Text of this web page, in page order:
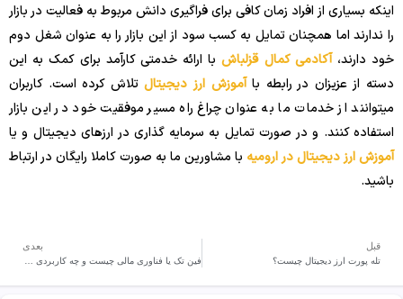
اینکه بسیاری از افراد زمان کافی برای فراگیری دانش مربوط به فعالیت در بازار
را ندارند اما همچنان تمایل به کسب سود از این بازار را به عنوان شغل دوم
خود دارند،آکادمی کمال قزلباشبا ارائه خدمتی کارآمد برای کمک به این
دسته از عزیزان در رابطه باآموزش ارز دیجیتالتلاش کرده است. کاربران
میتوانند از خدمات ما به عنوان چراغ راه مسیر موفقیت خود در این بازار
استفاده کنند. و در صورت تمایل به سرمایه گذاری در ارزهای دیجیتال و یا
آموزش ارز دیجیتال در ارومیه با مشاورین ما به صورت کاملا رایگان در ارتباط
باشید.
قبل
تله پورت ارز دیجیتال چیست؟
بعدی